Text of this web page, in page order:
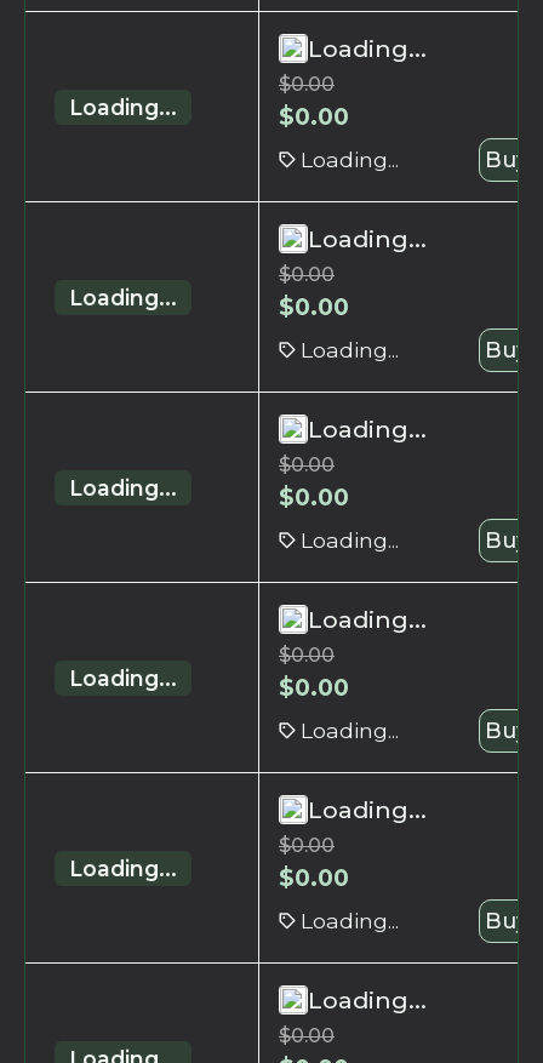
Loading...
Loading...
$0.00
$0.00
Loading... Buy
Loading...
Loading...
$0.00
$0.00
Loading... Buy
Loading...
Loading...
$0.00
$0.00
Loading... Buy
Loading...
Loading...
$0.00
$0.00
Loading... Buy
Loading...
Loading...
$0.00
$0.00
Loading... Buy
Loading...
$0.00